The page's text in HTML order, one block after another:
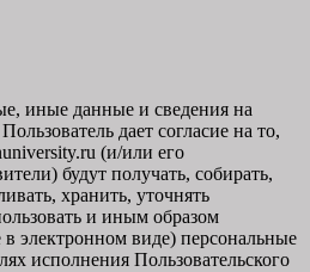
иные данные и сведения на
дает согласие на то,
(и/или его
будут получать, собирать,
хранить, уточнять
и иным образом
в электронном виде) персональные
исполнения Пользовательского